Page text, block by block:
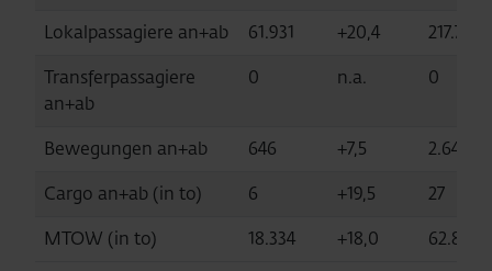
Lokalpassagiere an+ab 61.931 +20,4
217.795
Transferpassagiere
an+ab
0 n.a. 0
Bewegungen an+ab 646 +7,5
2.649
Cargo an+ab (in to)
6 +19,5
27
MTOW (in to)
18.334 +18,0 62.868